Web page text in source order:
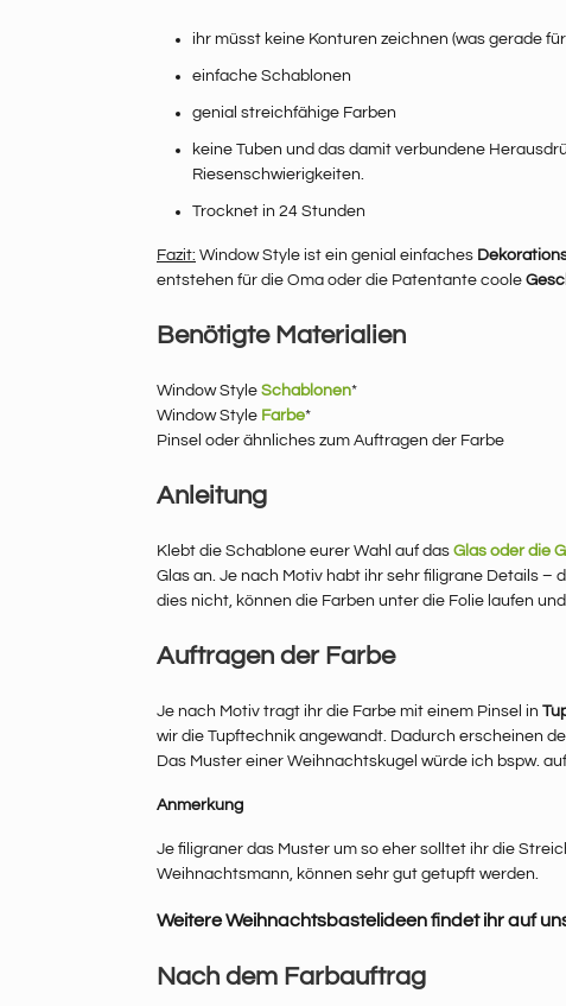
ihr müsst keine Konturen zeichnen (was gerade
einfache Schablonen
genial streichfähige Farben
keine Tuben und das damit verbundene
Riesenschwierigkeiten.
Trocknet in 24 Stunden
Fazit: Window Style ist ein genial einfaches
entstehen für die Oma oder die Patentante coole
Benötigte Materialien
Window Style Schablonen*
Window Style Farbe*
Pinsel oder ähnliches zum Auftragen der Farbe
Anleitung
Klebt die Schablone eurer Wahl auf das Glas oder die
Glas an. Je nach Motiv habt ihr sehr filigrane Details –
dies nicht, können die Farben unter die Folie laufen
Auftragen der Farbe
Je nach Motiv tragt ihr die Farbe mit einem Pinsel in
wir die Tupftechnik angewandt. Dadurch erscheinen
Das Muster einer Weihnachtskugel würde ich bspw.
Anmerkung
Je filigraner das Muster um so eher solltet ihr die
Weihnachtsmann, können sehr gut getupft werden.
Weitere Weihnachtsbastelideen findet ihr auf
Nach dem Farbauftrag